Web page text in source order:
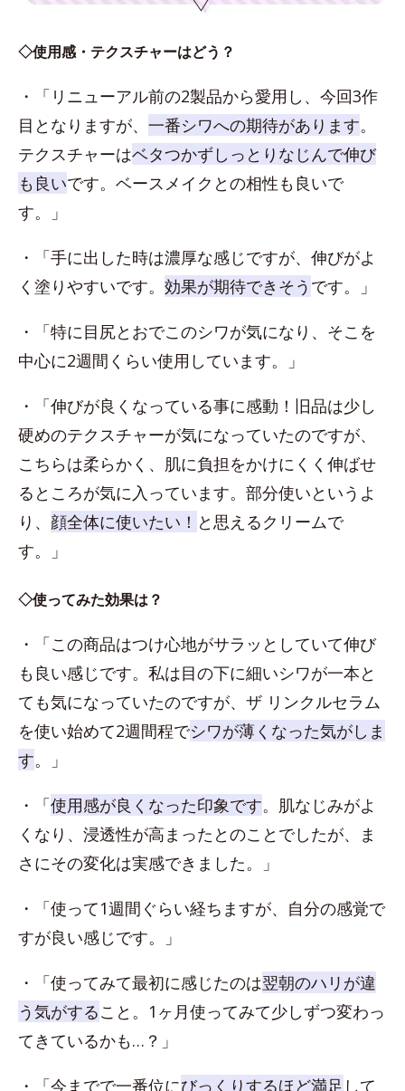
◇使用感・テクスチャーはどう？
・「リニューアル前の2製品から愛用し、今回3作
目となりますが、 一番シワへの期待があります。
テクスチャーはベタつかずしっとりなじんで伸び
も良いです。ベースメイクとの相性も良いで
す。」
・「手に出した時は濃厚な感じですが、伸びがよ
く塗りやすいです。 効果が期待できそう です。」
・「特に目尻とおでこのシワが気になり、そこを
中心に2週間くらい使用しています。」
・「伸びが良くなっている事に感動！旧品は少し
硬めのテクスチャーが気になっていたのですが、
こちらは柔らかく、肌に負担をかけにくく伸ばせ
るところが気に入っています。部分使いというよ
り、 顔全体に使いたい！ と思えるクリームで
す。」
◇使ってみた効果は？
・「この商品はつけ心地がサラッとしていて伸び
も良い感じです。私は目の下に細いシワが一本と
ても気になっていたのですが、ザ リンクルセラム
を使い始めて2週間程でシワが薄くなった気がしま
す。」
・「使用感が良くなった印象です。肌なじみがよ
くなり、浸透性が高まったとのことでしたが、ま
さにその変化は実感できました。」
・「使って1週間ぐらい経ちますが、自分の感覚で
すが良い感じです。」
・「使ってみて最初に感じたのは翌朝のハリが違
う気がすること。1ヶ月使ってみて少しずつ変わっ
てきているかも…？」
・「今までで一番位にびっくりするほど満足 して